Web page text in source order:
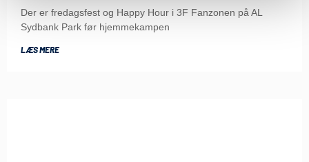
Der er fredagsfest og Happy Hour i 3F Fanzonen på AL
Sydbank Park før hjemmekampen
LÆS MERE